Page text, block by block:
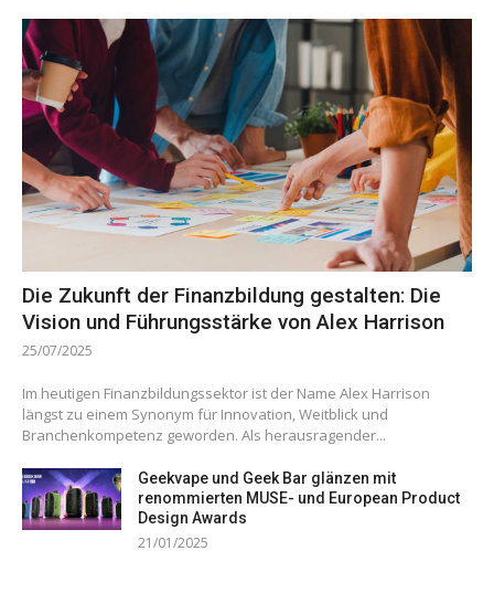
Die Zukunft der Finanzbildung gestalten: Die
Vision und Führungsstärke von Alex Harrison
25/07/2025
Im heutigen Finanzbildungssektor ist der Name Alex Harrison
längst zu einem Synonym für Innovation, Weitblick und
Branchenkompetenz geworden. Als herausragender...
Geekvape und Geek Bar glänzen mit
renommierten MUSE- und European Product
Design Awards
21/01/2025